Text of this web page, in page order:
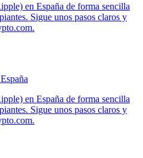
en España de forma sencilla
Sigue unos pasos claros y
en España de forma sencilla
Sigue unos pasos claros y